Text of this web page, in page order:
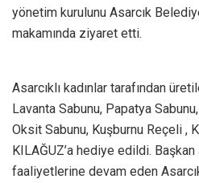
yönetim kurulunu Asarcık
makamında ziyaret etti.
Asarcıklı kadınlar tarafından
Lavanta Sabunu, Papatya
Oksit Sabunu, Kuşburnu Reçeli ,
KILAĞUZ’a hediye edildi.
faaliyetlerine devam eden